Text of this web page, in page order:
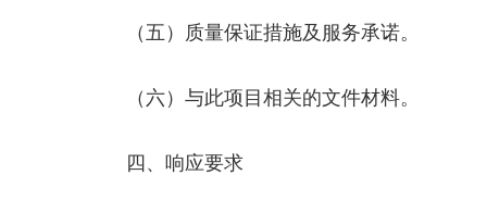
（五）质量保证措施及服务承诺。
（六）与此项目相关的文件材料。
四、响应要求